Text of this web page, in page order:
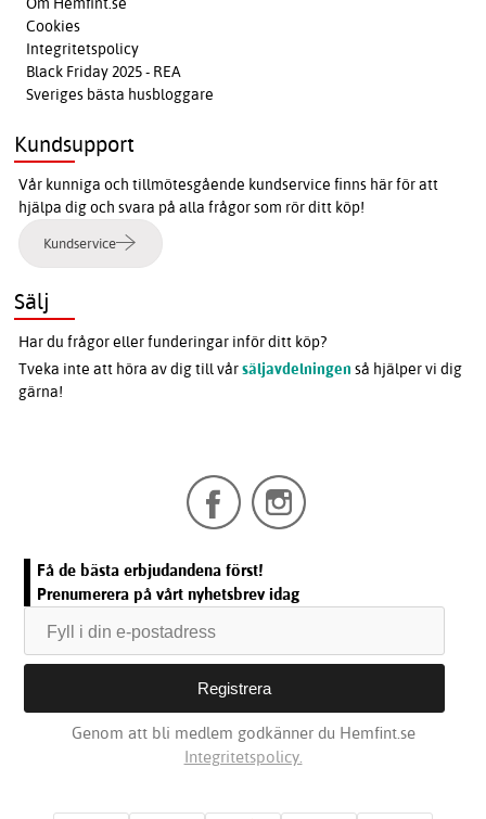
Cookies
Integritetspolicy
Black Friday 2025 - REA
Sveriges bästa husbloggare
Kundsupport
Vår kunniga och tillmötesgående kundservice finns här för att
hjälpa dig och svara på alla frågor som rör ditt köp!
Kundservice
Sälj
Har du frågor eller funderingar inför ditt köp?
Tveka inte att höra av dig till vårsäljavdelningen så hjälper vi dig
gärna!
Få de bästa erbjudandena först!
Prenumerera på vårt nyhetsbrev idag
Genom att bli medlem godkänner du Hemfint.se
Integritetspolicy.